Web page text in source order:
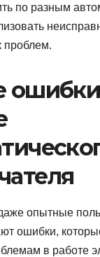
по разным
проблем.
опытные
ошибки,
в работе